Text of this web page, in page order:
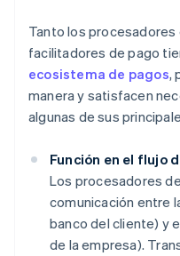
Tanto los
facilitadores de pago
ecosistema de pagos,
manera y satisfacen
algunas de sus
Función en el flujo
Los procesadores
comunicación entre
banco del cliente) y
de la empresa).